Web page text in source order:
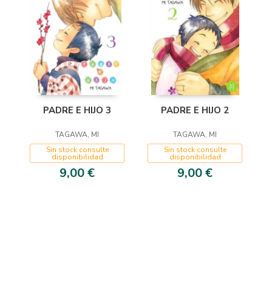
PADRE E HIJO 3
TAGAWA, MI
Sin stock consulte
disponibilidad
9,00 €
PADRE E HIJO 2
TAGAWA, MI
Sin stock consulte
disponibilidad
9,00 €